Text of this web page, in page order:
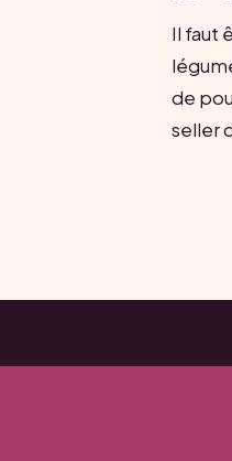
Il faut
de
seller